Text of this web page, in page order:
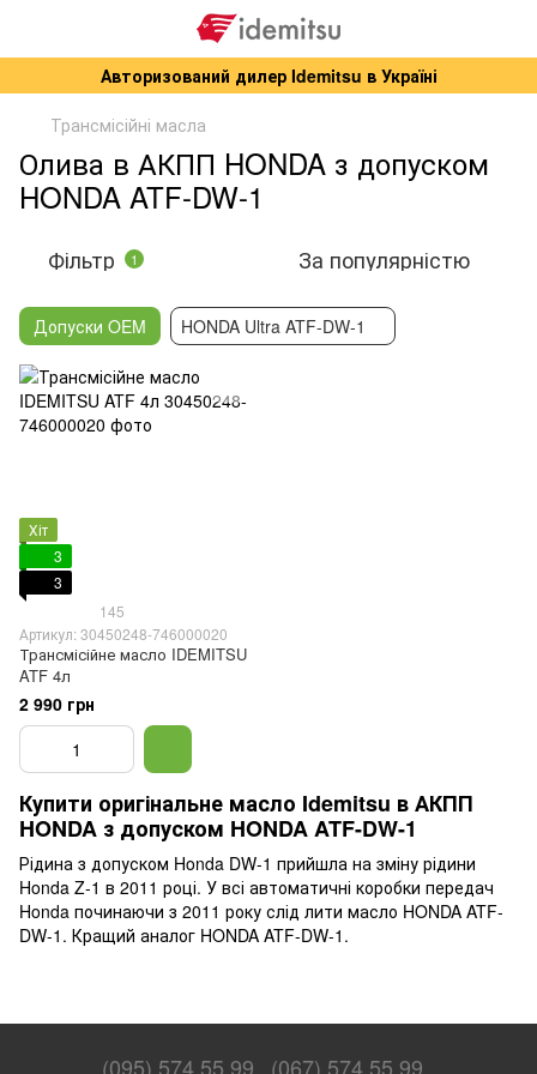
Авторизований дилер Idemitsu в Україні
Трансмісійні масла
Олива в АКПП HONDA з допуском
HONDA ATF-DW-1
Фільтр 1 За популярністю
Допуски OEM HONDA Ultra ATF-DW-1
Хіт
3
3
145
Артикул: 30450248-746000020
Трансмісійне масло IDEMITSU
ATF 4л
2 990 грн
Купити оригінальне масло Idemitsu в АКПП
HONDA з допуском HONDA ATF-DW-1
Рідина з допуском Honda DW-1 прийшла на зміну рідини
Honda Z-1 в 2011 році. У всі автоматичні коробки передач
Honda починаючи з 2011 року слід лити масло HONDA ATF-
DW-1. Кращий аналог HONDA ATF-DW-1.
(095) 574 55 99 (067) 574 55 99